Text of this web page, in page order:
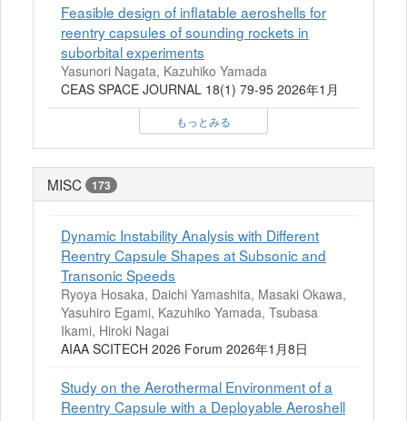
Feasible design of inflatable aeroshells for
reentry capsules of sounding rockets in
suborbital experiments
Yasunori Nagata, Kazuhiko Yamada
CEAS SPACE JOURNAL 18(1) 79-95 2026年1月
もっとみる
MISC 173
Dynamic Instability Analysis with Different
Reentry Capsule Shapes at Subsonic and
Transonic Speeds
Ryoya Hosaka, Daichi Yamashita, Masaki Okawa,
Yasuhiro Egami, Kazuhiko Yamada, Tsubasa
Ikami, Hiroki Nagai
AIAA SCITECH 2026 Forum 2026年1月8日
Study on the Aerothermal Environment of a
Reentry Capsule with a Deployable Aeroshell